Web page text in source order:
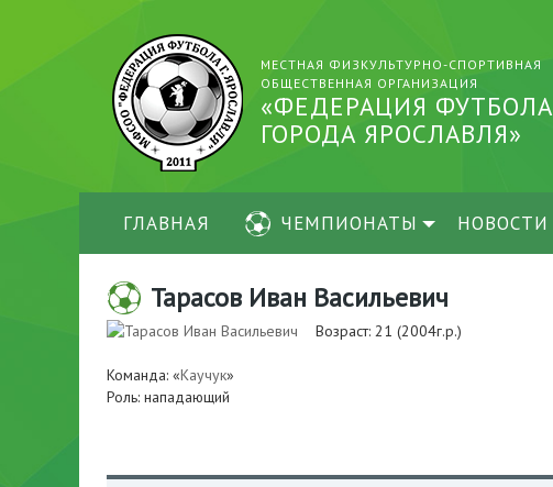
МЕСТНАЯ ФИЗКУЛЬТУРНО-СПОРТИВНАЯ
ОБЩЕСТВЕННАЯ ОРГАНИЗАЦИЯ
«ФЕДЕРАЦИЯ ФУТБОЛА
ГОРОДА ЯРОСЛАВЛЯ»
ГЛАВНАЯ ЧЕМПИОНАТЫ НОВОСТИ
Тарасов Иван Васильевич
Возраст: 21 (2004г.р.)
Команда: «Каучук»
Роль: нападающий